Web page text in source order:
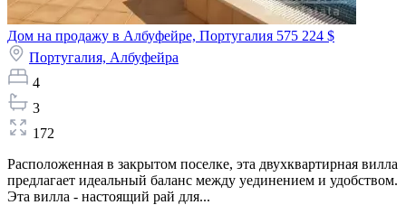
Дом на продажу в Албуфейре, Португалия 575 224 $
Португалия, Албуфейра
4
3
172
Расположенная в закрытом поселке, эта двухквартирная вилла
предлагает идеальный баланс между уединением и удобством.
Эта вилла - настоящий рай для...